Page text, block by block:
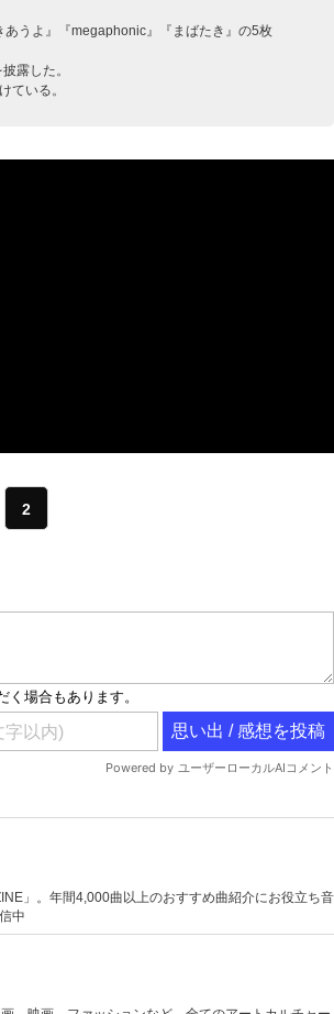
うよ』『megaphonic』『まばたき』の5枚
露した。
ている。
2
」。年間4,000曲以上のおすすめ曲紹介にお役立ち音
中